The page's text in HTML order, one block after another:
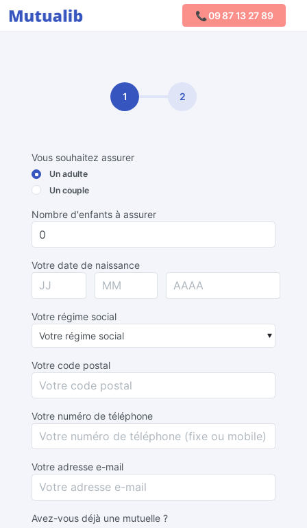
📞 09 87 13 27 89
Comparer les mutuelles
1 2
Vous souhaitez assurer
Un adulte
Un couple
Nombre d'enfants à assurer
Votre date de naissance
Votre régime social
Votre code postal
Votre numéro de téléphone
Votre adresse e-mail
Avez-vous déjà une mutuelle ?